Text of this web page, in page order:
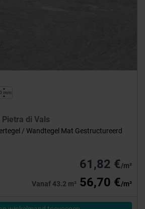
Pietra di Vals
/ Wandtegel Mat Gestructureerd
61,82 €/m²
Vanaf 43.2 m² 56,70 €/m²